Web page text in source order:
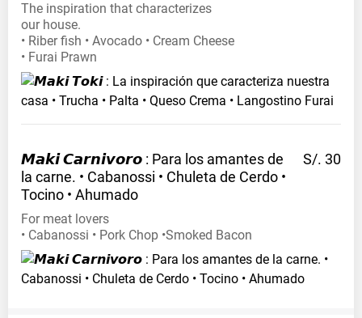
The inspiration that characterizes
our house.
• Riber fish • Avocado • Cream Cheese
• Furai Prawn
𝙈𝙖𝙠𝙞 𝘾𝙖𝙧𝙣𝙞𝙫𝙤𝙧𝙤 : Para los amantes de
la carne. • Cabanossi • Chuleta de Cerdo •
Tocino • Ahumado
S/. 30
For meat lovers
• Cabanossi • Pork Chop •Smoked Bacon